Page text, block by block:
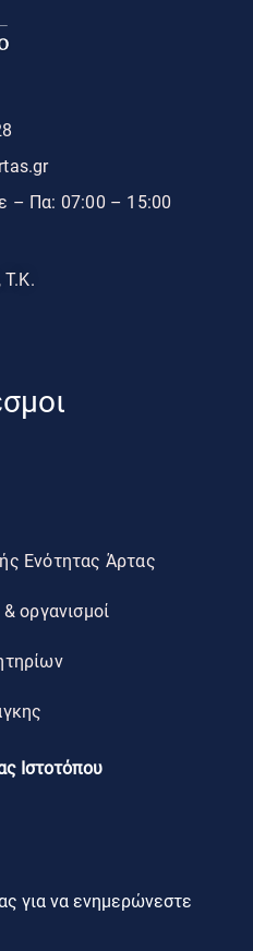
– Πα: 07:00 – 15:00
Τ.Κ.
Ενότητας Άρτας
οργανισμοί
Ιστοτόπου
για να ενημερώνεστε